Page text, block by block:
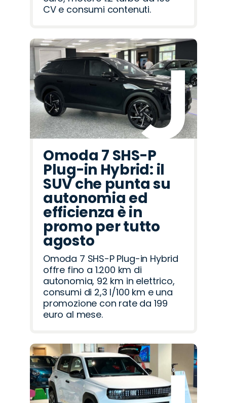
CV e consumi contenuti.
Omoda 7 SHS-P
Plug-in Hybrid: il
SUV che punta su
autonomia ed
efficienza è in
promo per tutto
agosto
Omoda 7 SHS-P Plug-in Hybrid
offre fino a 1.200 km di
autonomia, 92 km in elettrico,
consumi di 2,3 l/100 km e una
promozione con rate da 199
euro al mese.